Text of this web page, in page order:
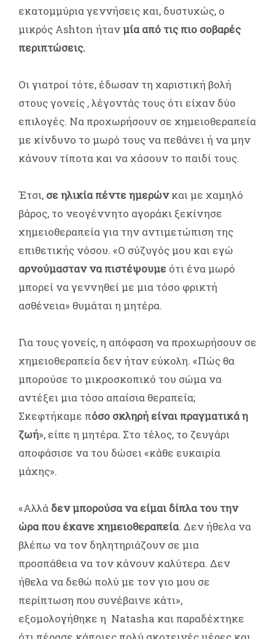
εκατομμύρια γεννήσεις και, δυστυχώς, ο
μικρός Ashton ήτανμία από τις πιο σοβαρές
περιπτώσεις.
Οι γιατροί τότε, έδωσαν τη χαριστική βολή
στους γονείς , λέγοντάς τους ότι είχαν δύο
επιλογές. Να προχωρήσουν σε χημειοθεραπεία
με κίνδυνο το μωρό τους να πεθάνει ή να μην
κάνουν τίποτα και να χάσουν το παιδί τους.
Έτσι, σε ηλικία πέντε ημερώνκαι με χαμηλό
βάρος, το νεογέννητο αγοράκι ξεκίνησε
χημειοθεραπεία για την αντιμετώπιση της
επιθετικής νόσου. «Ο σύζυγός μου και εγώ
αρνούμασταν να πιστέψουμε ότι ένα μωρό
μπορεί να γεννηθεί με μια τόσο φρικτή
ασθένεια» θυμάται η μητέρα.
Για τους γονείς, η απόφαση να προχωρήσουν σε
χημειοθεραπεία δεν ήταν εύκολη. «Πώς θα
μπορούσε το μικροσκοπικό του σώμα να
αντέξει μια τόσο απαίσια θεραπεία;
Σκεφτήκαμε πόσο σκληρή είναι πραγματικά η
ζωή», είπε η μητέρα. Στο τέλος, το ζευγάρι
αποφάσισε να του δώσει «κάθε ευκαιρία
μάχης».
«Αλλά δεν μπορούσα να είμαι δίπλα του την
ώρα που έκανε χημειοθεραπεία. Δεν ήθελα να
βλέπω να τον δηλητηριάζουν σε μια
προσπάθεια να τον κάνουν καλύτερα. Δεν
ήθελα να δεθώ πολύ με τον γιο μου σε
περίπτωση που συνέβαινε κάτι»,
εξομολογήθηκε η Natasha και παραδέχτηκε